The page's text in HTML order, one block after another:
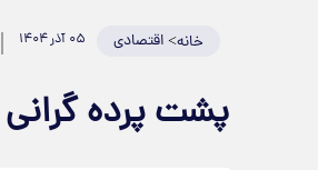
خانه>اقتصادی ۰۵ آذر ۱۴۰۴
پشت پرده